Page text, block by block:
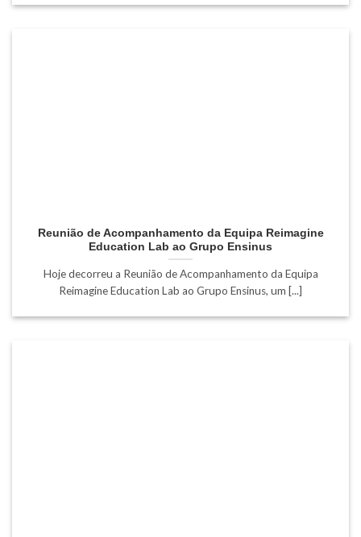
Reunião de Acompanhamento da Equipa Reimagine
Education Lab ao Grupo Ensinus
Hoje decorreu a Reunião de Acompanhamento da Equipa
Reimagine Education Lab ao Grupo Ensinus, um [...]